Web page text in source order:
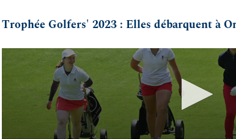
Trophée Golfers' 2023 : Elles débarquent à